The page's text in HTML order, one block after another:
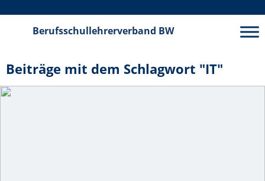
Berufsschullehrerverband BW
Beiträge mit dem Schlagwort "IT"